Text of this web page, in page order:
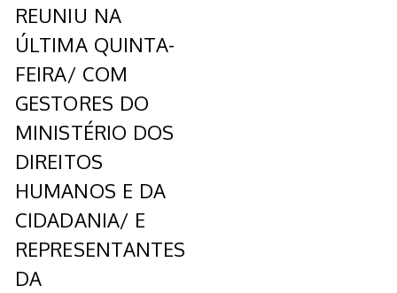
REUNIU NA
ÚLTIMA QUINTA-
FEIRA/ COM
GESTORES DO
MINISTÉRIO DOS
DIREITOS
HUMANOS E DA
CIDADANIA/ E
REPRESENTANTES
DA